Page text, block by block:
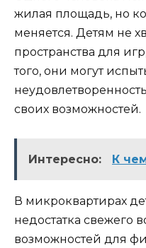
жилая площадь, но
меняется. Детям не
пространства для
того, они могут
своих возможностей.
Интересно: К
В микроквартирах
недостатка свежего
возможностей для